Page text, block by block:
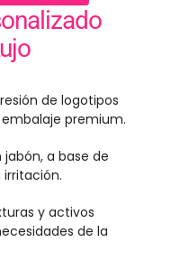
de logotipos
premium.
jabón, a base de
y activos
de la